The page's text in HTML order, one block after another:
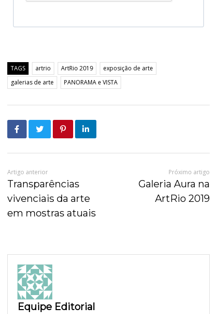
TAGS artrio ArtRio 2019
exposição de arte
galerias de arte
PANORAMA e VISTA
Artigo anterior
Transparências
vivenciais da arte
em mostras atuais
Próximo artigo
Galeria Aura na
ArtRio 2019
Equipe Editorial